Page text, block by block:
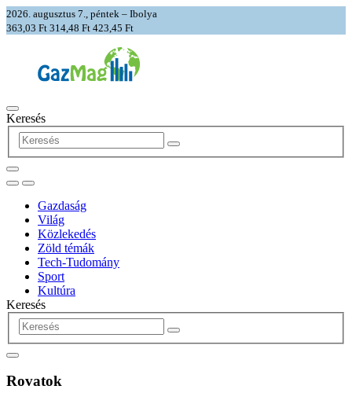
2026. augusztus 7., péntek – Ibolya
363,03 Ft 314,48 Ft 423,45 Ft
Keresés
Gazdaság
Világ
Közlekedés
Zöld témák
Tech-Tudomány
Sport
Kultúra
Keresés
Rovatok